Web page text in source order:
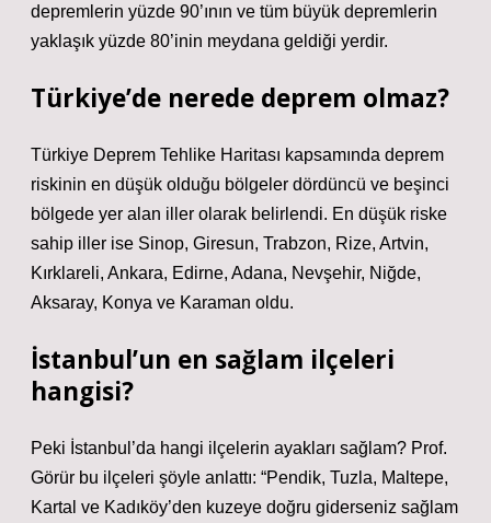
depremlerin yüzde 90’ının ve tüm büyük depremlerin
yaklaşık yüzde 80’inin meydana geldiği yerdir.
Türkiye’de nerede deprem olmaz?
Türkiye Deprem Tehlike Haritası kapsamında deprem
riskinin en düşük olduğu bölgeler dördüncü ve beşinci
bölgede yer alan iller olarak belirlendi. En düşük riske
sahip iller ise Sinop, Giresun, Trabzon, Rize, Artvin,
Kırklareli, Ankara, Edirne, Adana, Nevşehir, Niğde,
Aksaray, Konya ve Karaman oldu.
İstanbul’un en sağlam ilçeleri
hangisi?
Peki İstanbul’da hangi ilçelerin ayakları sağlam? Prof.
Görür bu ilçeleri şöyle anlattı: “Pendik, Tuzla, Maltepe,
Kartal ve Kadıköy’den kuzeye doğru giderseniz sağlam